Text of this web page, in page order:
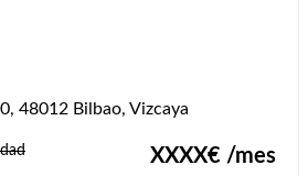
48012 Bilbao, Vizcaya
XXXX€ /mes